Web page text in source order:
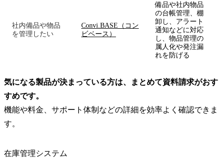
社内備品や物品
を管理したい
Convi.BASE（コン
ビベース）
備品や社内物品
の台帳管理、棚
卸し、アラート
通知などに対応
し、物品管理の
属人化や発注漏
れを防げる
気になる製品が決まっている方は、まとめて資料請求がおす
すめです。
機能や料金、サポート体制などの詳細を効率よく確認できま
す。
在庫管理システム